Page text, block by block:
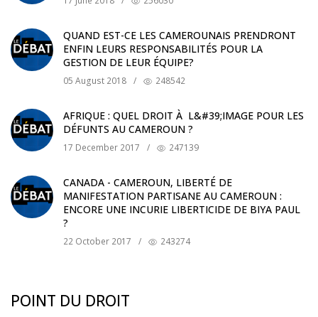
QUAND EST-CE LES CAMEROUNAIS PRENDRONT
ENFIN LEURS RESPONSABILITÉS POUR LA
GESTION DE LEUR ÉQUIPE?
05 August 2018 / 248542
AFRIQUE : QUEL DROIT À L&#39;IMAGE POUR LES
DÉFUNTS AU CAMEROUN ?
17 December 2017 / 247139
CANADA - CAMEROUN, LIBERTÉ DE
MANIFESTATION PARTISANE AU CAMEROUN :
ENCORE UNE INCURIE LIBERTICIDE DE BIYA PAUL
?
22 October 2017 / 243274
POINT DU DROIT